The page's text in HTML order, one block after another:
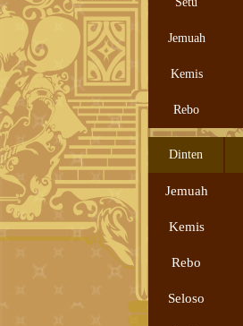
Jemuah
Kemis
Rebo
Dinten
Jemuah
Kemis
Rebo
Seloso